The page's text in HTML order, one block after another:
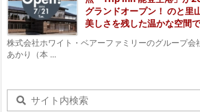
グランドオープン！ のと里
美しさを残した温かな空間
株式会社ホワイト・ベアーファミリーのグループ会
あかり（本 ...